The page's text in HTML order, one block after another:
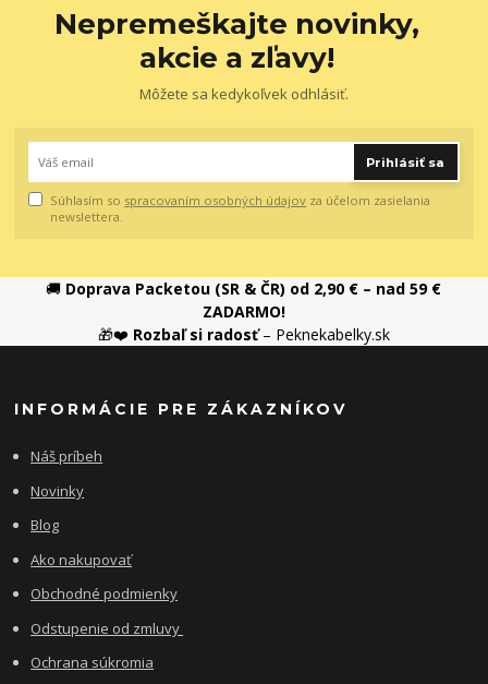
Nepremeškajte novinky,
akcie a zľavy!
Môžete sa kedykoľvek odhlásiť.
Prihlásiť sa
Súhlasím so spracovaním osobných údajov za účelom zasielania
newslettera.
🚚 Doprava Packetou (SR & ČR) od 2,90 € – nad 59 €
ZADARMO!
🎁❤️ Rozbaľ si radosť– Peknekabelky.sk
INFORMÁCIE PRE ZÁKAZNÍKOV
Náš príbeh
Novinky
Blog
Ako nakupovať
Obchodné podmienky
Odstupenie od zmluvy
Ochrana súkromia